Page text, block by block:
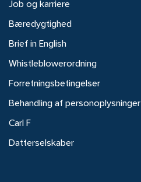
Job og karriere
Bæredygtighed
Brief in English
Whistleblowerordning
Forretningsbetingelser
Behandling af personoplysninger
Carl F
Datterselskaber